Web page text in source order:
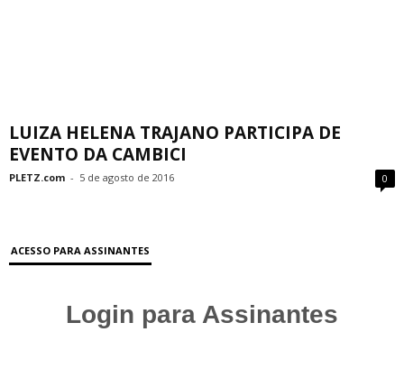
LUIZA HELENA TRAJANO PARTICIPA DE
EVENTO DA CAMBICI
PLETZ.com - 5 de agosto de 2016 0
ACESSO PARA ASSINANTES
Login para Assinantes